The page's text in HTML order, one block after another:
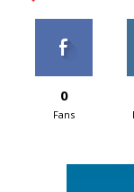
0
Fans